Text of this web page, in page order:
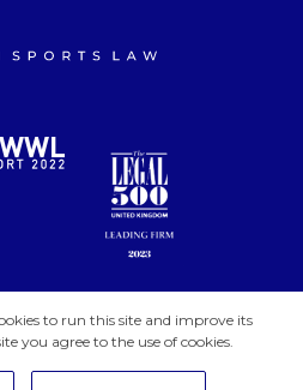
Law. All rights reserved.
to run this site and improve its
you agree to the use of cookies.